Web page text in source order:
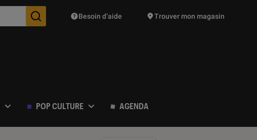
Des suggestions de produits vont vous être proposées
Besoin d’aide Trouver mon magasin
POP CULTURE AGENDA